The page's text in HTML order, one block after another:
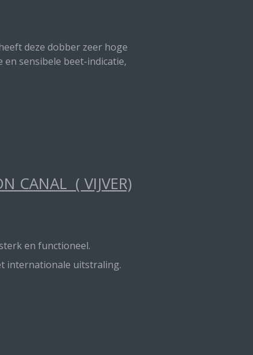
deze dobber zeer hoge
sensibele beet-indicatie,
CANAL ( VIJVER)
en functioneel.
internationale uitstraling.